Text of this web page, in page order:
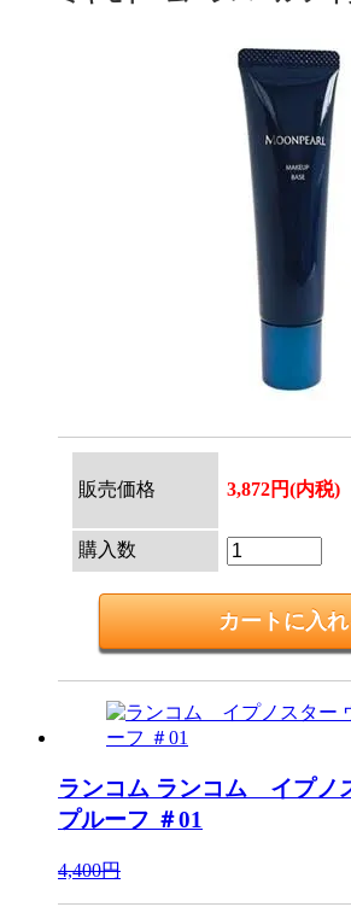
販売価格 3,872円(内税)
購入数
ランコム ランコム イプノ
プルーフ ＃01
4,400円